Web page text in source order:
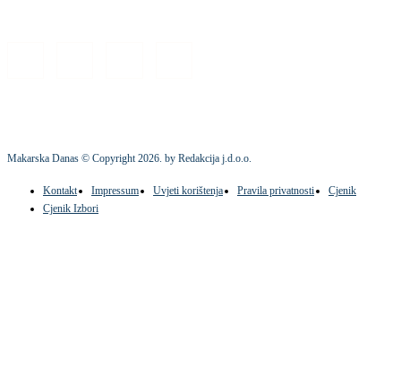
Makarska Danas © Copyright2026. by Redakcija j.d.o.o.
Kontakt Impressum Uvjeti korištenja Pravila privatnosti
Cjenik
Cjenik Izbori